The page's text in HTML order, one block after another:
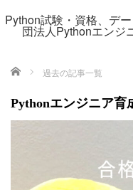
Python試験・資格、デ
団法人Pythonエンジ
ホーム 過去の記事一覧
Pythonエンジニア育